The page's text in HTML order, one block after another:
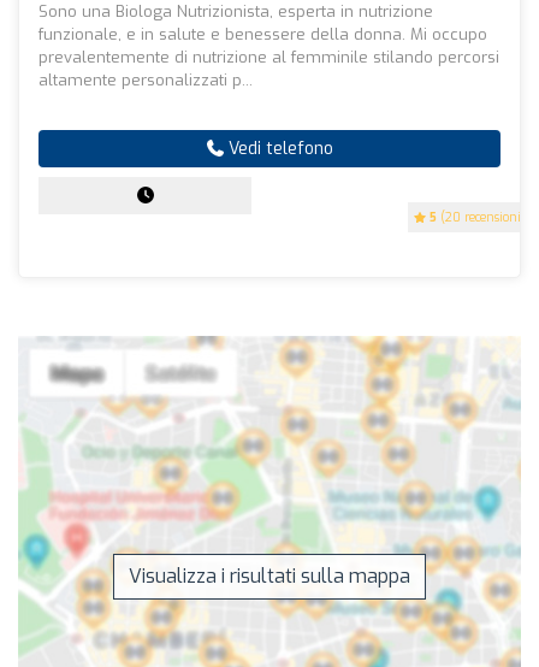
5 (20 recensioni)
Sono una Biologa Nutrizionista, esperta in nutrizione
funzionale, e in salute e benessere della donna. Mi occupo
prevalentemente di nutrizione al femminile stilando percorsi
altamente personalizzati p...
Vedi telefono
Visualizza i risultati sulla mappa